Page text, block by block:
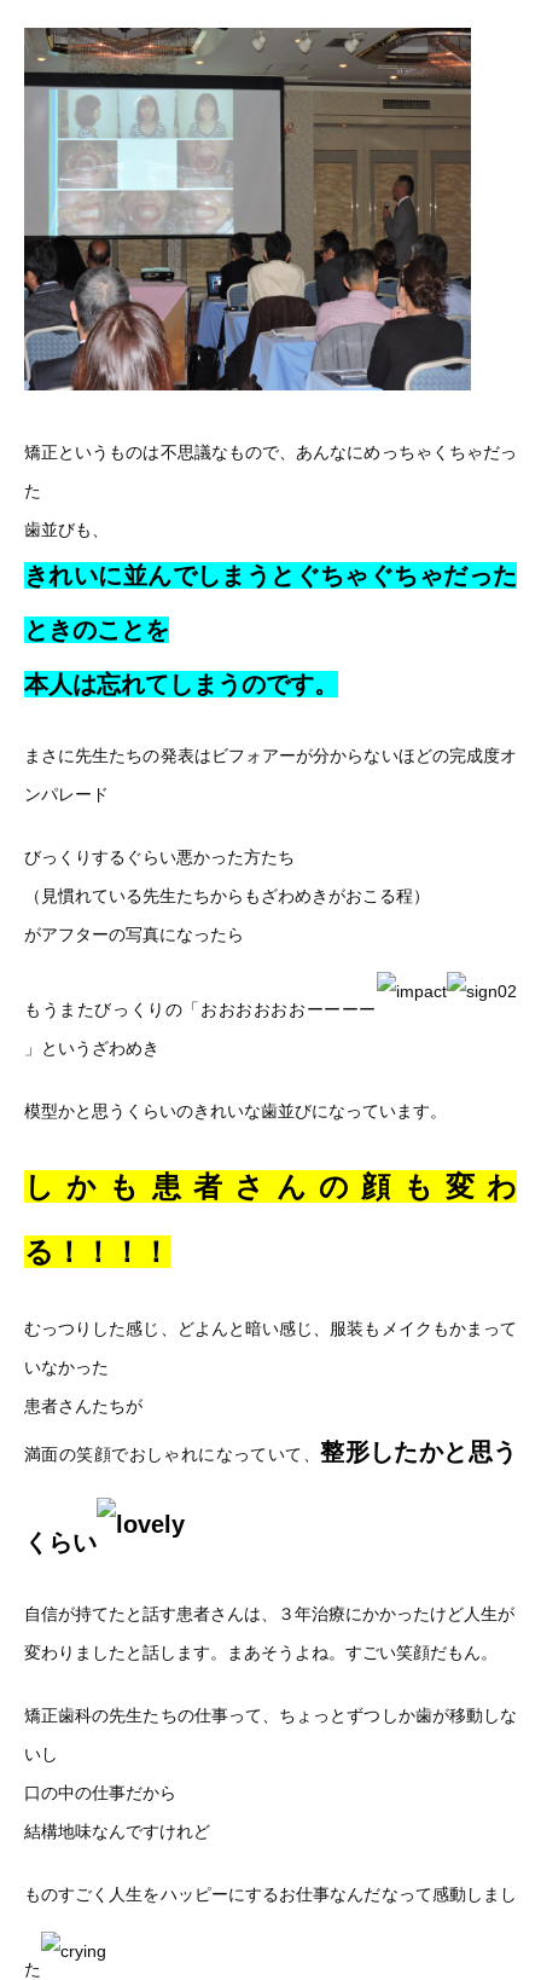
矯正というものは不思議なもので、あんなにめっちゃくちゃだっ
た
歯並びも、
きれいに並んでしまうとぐちゃぐちゃだった
ときのことを
本人は忘れてしまうのです。
まさに先生たちの発表はビフォアーが分からないほどの完成度オ
ンパレード
びっくりするぐらい悪かった方たち
（見慣れている先生たちからもざわめきがおこる程）
がアフターの写真になったら
もうまたびっくりの「おおおおおおーーーー
」というざわめき
模型かと思うくらいのきれいな歯並びになっています。
しかも患者さんの顔も変わ
る！！！！
むっつりした感じ、どよんと暗い感じ、服装もメイクもかまって
いなかった
患者さんたちが
満面の笑顔でおしゃれになっていて、整形したかと思う
くらい
自信が持てたと話す患者さんは、３年治療にかかったけど人生が
変わりましたと話します。まあそうよね。すごい笑顔だもん。
矯正歯科の先生たちの仕事って、ちょっとずつしか歯が移動しな
いし
口の中の仕事だから
結構地味なんですけれど
ものすごく人生をハッピーにするお仕事なんだなって感動しまし
た